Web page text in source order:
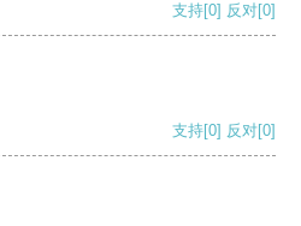
支持[0] 反对[0]
支持[0] 反对[0]